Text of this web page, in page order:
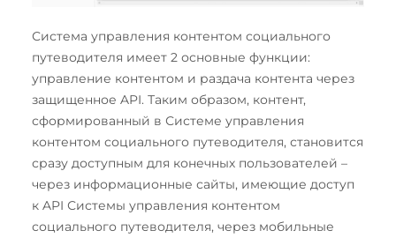
Система управления контентом социального
путеводителя имеет 2 основные функции:
управление контентом и раздача контента через
защищенное API. Таким образом, контент,
сформированный в Системе управления
контентом социального путеводителя, становится
сразу доступным для конечных пользователей –
через информационные сайты, имеющие доступ
к API Системы управления контентом
социального путеводителя, через мобильные